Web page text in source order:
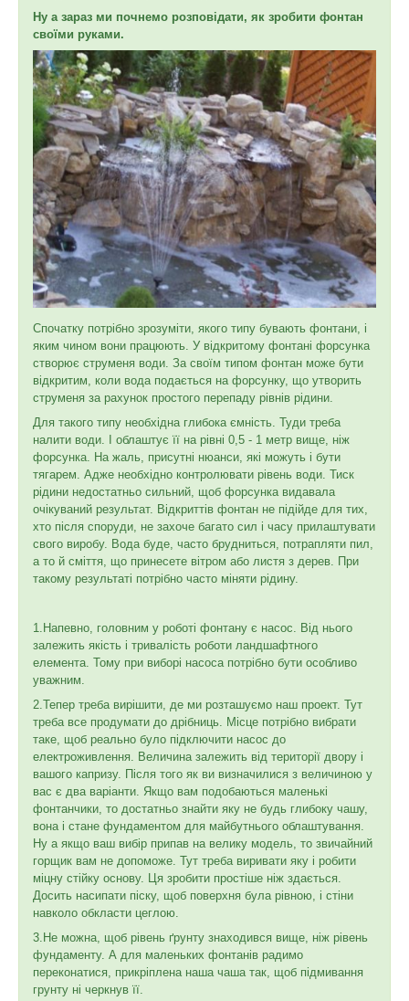
Ну а зараз ми почнемо розповідати, як зробити фонтан
своїми руками.
Спочатку потрібно зрозуміти, якого типу бувають фонтани, і
яким чином вони працюють. У відкритому фонтані форсунка
створює струменя води. За своїм типом фонтан може бути
відкритим, коли вода подається на форсунку, що утворить
струменя за рахунок простого перепаду рівнів рідини.
Для такого типу необхідна глибока ємність. Туди треба
налити води. І облаштує її на рівні 0,5 - 1 метр вище, ніж
форсунка. На жаль, присутні нюанси, які можуть і бути
тягарем. Адже необхідно контролювати рівень води. Тиск
рідини недостатньо сильний, щоб форсунка видавала
очікуваний результат. Відкриттів фонтан не підійде для тих,
хто після споруди, не захоче багато сил і часу прилаштувати
свого виробу. Вода буде, часто брудниться, потрапляти пил,
а то й сміття, що принесете вітром або листя з дерев. При
такому результаті потрібно часто міняти рідину.
1.Напевно, головним у роботі фонтану є насос. Від нього
залежить якість і тривалість роботи ландшафтного
елемента. Тому при виборі насоса потрібно бути особливо
уважним.
2.Тепер треба вирішити, де ми розташуємо наш проект. Тут
треба все продумати до дрібниць. Місце потрібно вибрати
таке, щоб реально було підключити насос до
електроживлення. Величина залежить від території двору і
вашого капризу. Після того як ви визначилися з величиною у
вас є два варіанти. Якщо вам подобаються маленькі
фонтанчики, то достатньо знайти яку не будь глибоку чашу,
вона і стане фундаментом для майбутнього облаштування.
Ну а якщо ваш вибір припав на велику модель, то звичайний
горщик вам не допоможе. Тут треба виривати яку і робити
міцну стійку основу. Ця зробити простіше ніж здається.
Досить насипати піску, щоб поверхня була рівною, і стіни
навколо обкласти цеглою.
3.Не можна, щоб рівень ґрунту знаходився вище, ніж рівень
фундаменту. А для маленьких фонтанів радимо
переконатися, прикріплена наша чаша так, щоб підмивання
грунту ні черкнув її.